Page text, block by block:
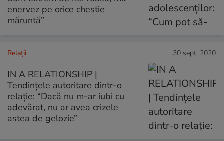
enervez pe orice chestie
măruntă”
Relații 30 sept. 2020
IN A RELATIONSHIP |
Tendințele autoritare dintr-o
relație: “Dacă nu m-ar iubi cu
adevărat, nu ar avea crizele
astea de gelozie”